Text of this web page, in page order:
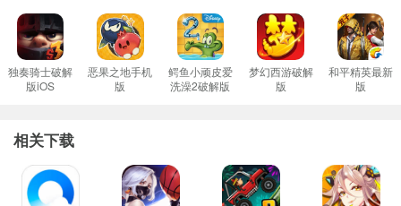
独奏骑士破解
版iOS
恶果之地手机
版
鳄鱼小顽皮爱
洗澡2破解版
梦幻西游破解
版
和平精英最新
版
相关下载